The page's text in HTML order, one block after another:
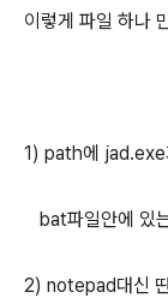
이렇게 파일 하나
1) path에 jad.exe
bat파일안에 있
2) notepad대신